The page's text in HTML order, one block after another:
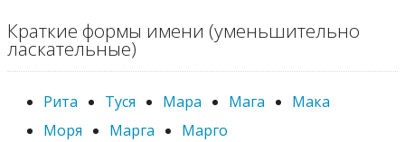
Краткие формы имени (уменьшительно
ласкательные)
Рита Туся Мара Мага
Мака
Моря
Марга Марго